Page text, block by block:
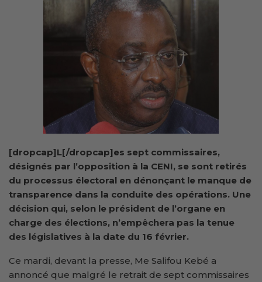
[dropcap]L[/dropcap]es sept commissaires,
désignés par l’opposition à la CENI, se sont retirés
du processus électoral en dénonçant le manque de
transparence dans la conduite des opérations. Une
décision qui, selon le président de l’organe en
charge des élections, n’empêchera pas la tenue
des législatives à la date du 16 février.
Ce mardi, devant la presse, Me Salifou Kebé a
annoncé que malgré le retrait de sept commissaires